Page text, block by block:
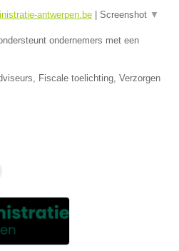
antwerpen.be Screenshot ▼
ondernemers met een
Fiscale toelichting, Verzorgen